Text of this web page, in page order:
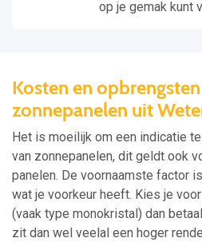
op je gemak kunt
Kosten en
zonnepanelen uit
Het is moeilijk om een indicatie
van zonnepanelen, dit geldt ook
panelen. De voornaamste factor
wat je voorkeur heeft. Kies je
(vaak type monokristal) dan
zit dan wel veelal een hoger